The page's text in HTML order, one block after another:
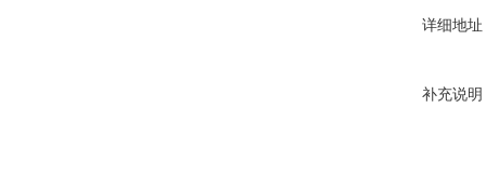
详细地址
补充说明